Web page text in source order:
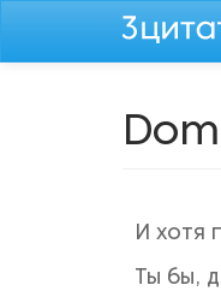
И хотя
Ты бы,